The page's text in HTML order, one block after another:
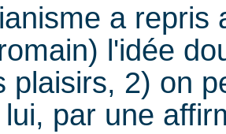
a repris
l'idée
plaisirs, 2) on
par une